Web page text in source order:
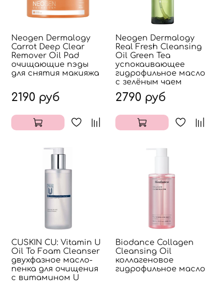
Neogen Dermalogy
Carrot Deep Clear
Remover Oil Pad
очищающие пэды
для снятия макияжа
2190 руб
Neogen Dermalogy
Real Fresh Cleansing
Oil Green Tea
успокаивающее
гидрофильное масло
с зелёным чаем
2790 руб
CUSKIN CU: Vitamin U
Oil To Foam Cleanser
двухфазное масло-
пенка для очищения
с витамином U
Biodance Collagen
Cleansing Oil
коллагеновое
гидрофильное масло